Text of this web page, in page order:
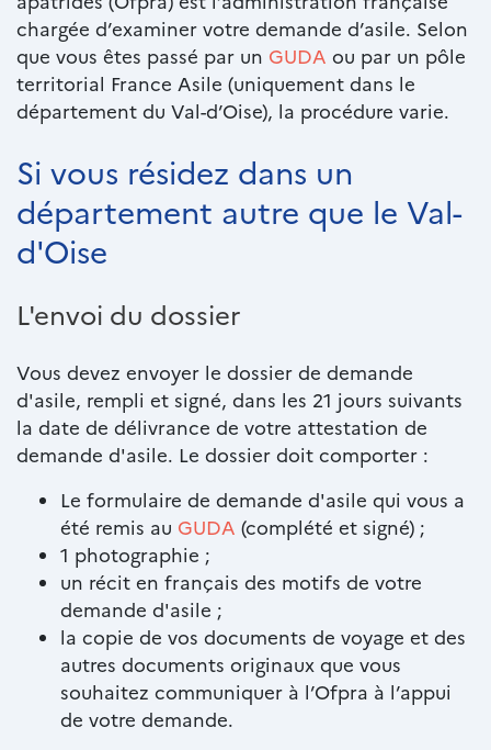
chargée d’examiner votre demande d’asile. Selon
que vous êtes passé par un GUDA ou par un pôle
territorial France Asile (uniquement dans le
département du Val-d’Oise), la procédure varie.
Paragraphes
Texte
riche
Si vous résidez dans un
département autre que le Val-
d'Oise
L'envoi du dossier
Vous devez envoyer le dossier de demande
d'asile, rempli et signé, dans les 21 jours suivants
la date de délivrance de votre attestation de
demande d'asile. Le dossier doit comporter :
Le formulaire de demande d'asile qui vous a
été remis au GUDA (complété et signé) ;
1 photographie ;
un récit en français des motifs de votre
demande d'asile ;
la copie de vos documents de voyage et des
autres documents originaux que vous
souhaitez communiquer à l’Ofpra à l’appui
de votre demande.